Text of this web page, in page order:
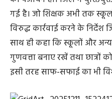
गई है। जो शिक्षक अभी तक
विरुद्ध कार्रवाई करने के निर्देश
साथ ही कहा कि स्कूलों और
गुणवत्ता बनाए रखें तथा
इसी तरह साफ-सफाई का भी